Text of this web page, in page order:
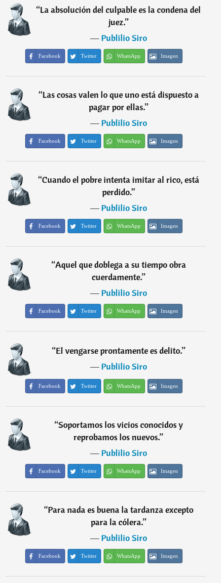
“La absolución del culpable es la condena del
juez.”
―Publilio Siro
Facebook Twitter WhatsApp Imagen
“Las cosas valen lo que uno está dispuesto a
pagar por ellas.”
―Publilio Siro
Facebook Twitter WhatsApp Imagen
“Cuando el pobre intenta imitar al rico, está
perdido.”
―Publilio Siro
Facebook Twitter WhatsApp Imagen
“Aquel que doblega a su tiempo obra
cuerdamente.”
―Publilio Siro
Facebook Twitter WhatsApp Imagen
“El vengarse prontamente es delito.”
―Publilio Siro
Facebook Twitter WhatsApp Imagen
“Soportamos los vicios conocidos y
reprobamos los nuevos.”
―Publilio Siro
Facebook Twitter WhatsApp Imagen
“Para nada es buena la tardanza excepto
para la cólera.”
―Publilio Siro
Facebook Twitter WhatsApp Imagen